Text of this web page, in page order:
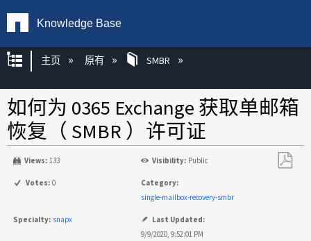
Knowledge Base
扩展/隐缩全局层次
主页 原有 SMBR
如何为 0365 Exchange 获取单邮箱
恢复（ SMBR ）许可证
Views: 133 Visibility: Public
Votes: 0
Category:
single-mailbox-recovery-smbr
Specialty: snapx
Last Updated:
9/9/2020, 9:52:01 PM